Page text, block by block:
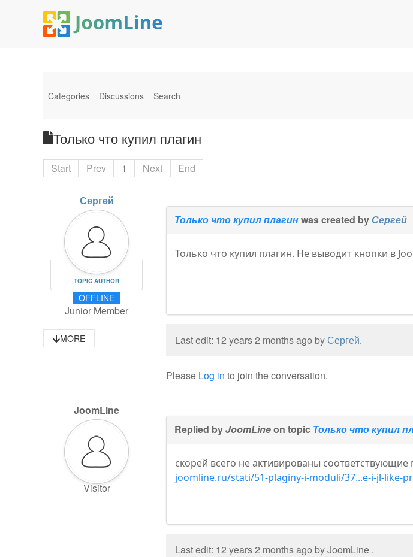
Categories Discussions Search
Только что купил плагин
Start Prev 1 Next End
Сергей
TOPIC AUTHOR
OFFLINE
Junior Member
MORE
Только что купил плагинwas created byСергей
Только что купил плагин. Не выводит кнопки в
Last edit: 12 years 2 months ago byСергей.
Please Log in to join the conversation.
JoomLine
Visitor
Replied byJoomLineon topic Только что купил
скорей всего не активированы соответствующие
joomline.ru/stati/51-plaginy-i-moduli/37...e-i-jl-like-
Last edit: 12 years 2 months ago byJoomLine .